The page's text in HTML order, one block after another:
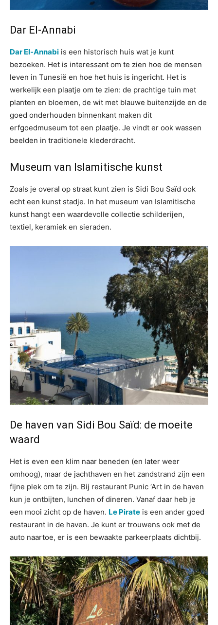
Dar El-Annabi
Dar El-Annabi is een historisch huis wat je kunt
bezoeken. Het is interessant om te zien hoe de mensen
leven in Tunesië en hoe het huis is ingericht. Het is
werkelijk een plaatje om te zien: de prachtige tuin met
planten en bloemen, de wit met blauwe buitenzijde en de
goed onderhouden binnenkant maken dit
erfgoedmuseum tot een plaatje. Je vindt er ook wassen
beelden in traditionele klederdracht.
Museum van Islamitische kunst
Zoals je overal op straat kunt zien is Sidi Bou Saïd ook
echt een kunst stadje. In het museum van Islamitische
kunst hangt een waardevolle collectie schilderijen,
textiel, keramiek en sieraden.
De haven van Sidi Bou Saïd: de moeite
waard
Het is even een klim naar beneden (en later weer
omhoog), maar de jachthaven en het zandstrand zijn een
fijne plek om te zijn. Bij restaurant Punic ‘Art in de haven
kun je ontbijten, lunchen of dineren. Vanaf daar heb je
een mooi zicht op de haven. Le Pirate is een ander goed
restaurant in de haven. Je kunt er trouwens ook met de
auto naartoe, er is een bewaakte parkeerplaats dichtbij.